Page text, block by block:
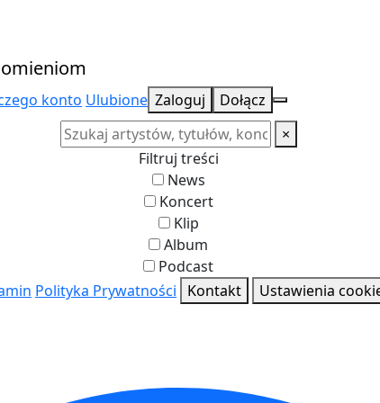
konto Ulubione Zaloguj
Dołącz
×
Filtruj treści
News
Koncert
Klip
Album
Podcast
koncerty
Polityka Prywatności Kontakt Ustawienia